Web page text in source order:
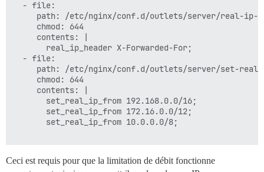
  - file:
path: /etc/nginx/conf.d/outlets/server/real-ip-
     chmod: 644
     contents: |
       real_ip_header X-Forwarded-For;
  - file:
path: /etc/nginx/conf.d/outlets/server/set-
     chmod: 644
     contents: |
       set_real_ip_from 192.168.0.0/16;
       set_real_ip_from 172.16.0.0/12;
       set_real_ip_from 10.0.0.0/8;
Ceci est requis pour que la limitation de débit fonctionne